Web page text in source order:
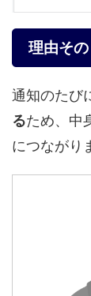
理由そ
通知のたび
るため、中
につながり